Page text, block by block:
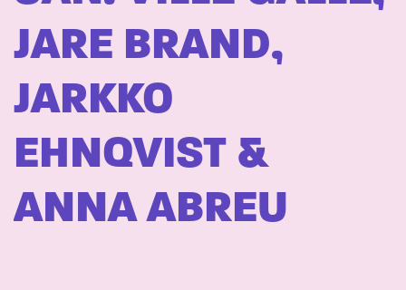
JARE BRAND,
JARKKO
EHNQVIST &
ANNA ABREU